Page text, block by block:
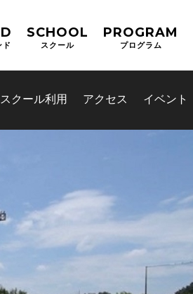
ド
SCHOOL
スクール
PROGRAM
プログラム
スクール利用 アクセス イベント